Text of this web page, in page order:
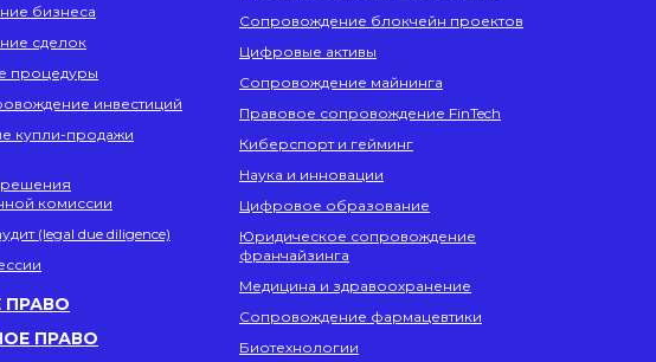
бизнеса
сделок
процедуры
инвестиций
купли-продажи
комиссии
(legal due diligence)
ПРАВО
ПРАВО
Сопровождение блокчейн проектов
Цифровые активы
Сопровождение майнинга
Правовое сопровождение FinTech
Киберспорт и гейминг
Наука и инновации
Цифровое образование
Юридическое сопровождение
франчайзинга
Медицина и здравоохранение
Сопровождение фармацевтики
Биотехнологии